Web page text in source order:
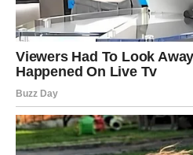
Možda razgovor.
Možda nova ideja.
Možda poznanstvo.
Ali upravo iz toga moglo bi